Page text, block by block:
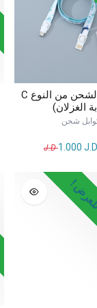
حبل كابل الشحن من النوع C
الغزلان)
شحن
1.000 J.D
!